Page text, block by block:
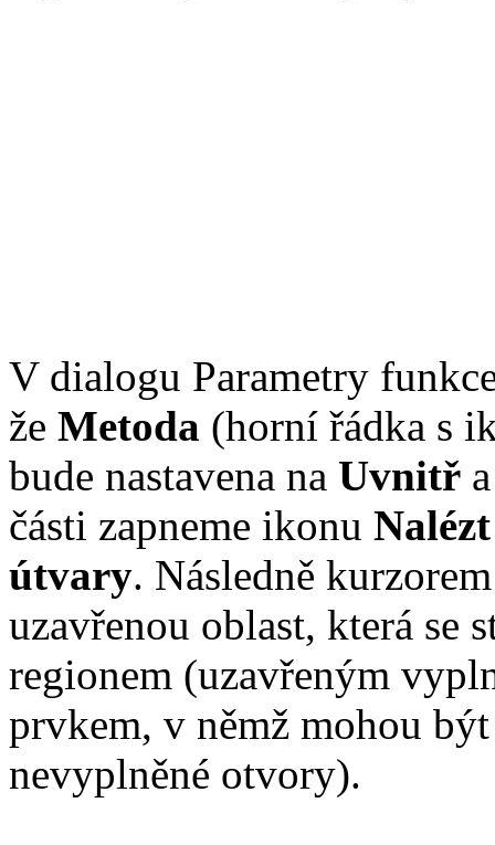
V dialogu Parametry
že Metoda (horní řádka s
bude nastavena na Uvnitř
části zapneme ikonu
útvary. Následně
uzavřenou oblast, která se
regionem (uzavřeným
prvkem, v němž mohou být
nevyplněné otvory).